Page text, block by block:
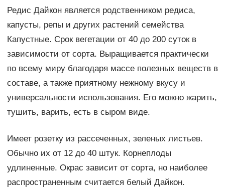
Редис Дайкон является родственником редиса,
капусты, репы и других растений семейства
Капустные. Срок вегетации от 40 до 200 суток в
зависимости от сорта. Выращивается практически
по всему миру благодаря массе полезных веществ в
составе, а также приятному нежному вкусу и
универсальности использования. Его можно жарить,
тушить, варить, есть в сыром виде.
Имеет розетку из рассеченных, зеленых листьев.
Обычно их от 12 до 40 штук. Корнеплоды
удлиненные. Окрас зависит от сорта, но наиболее
распространенным считается белый Дайкон.